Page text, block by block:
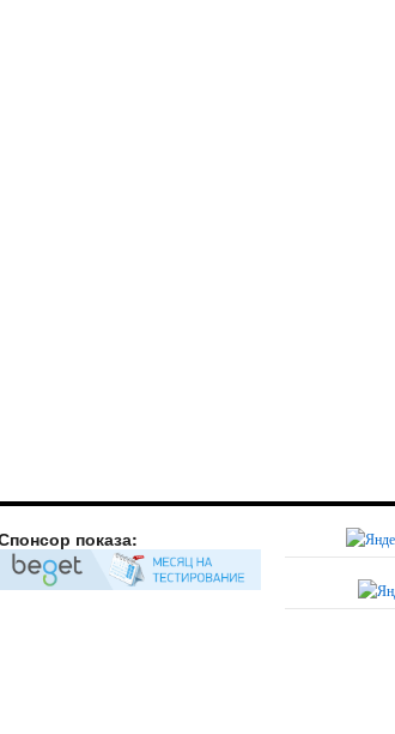
показа: